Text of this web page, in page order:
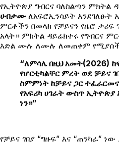
የኢትዮጵያ ግብርና ባለስልጣን ምክትል
ሀብታሙለአፍሮኢንሳይት እንደገለፁት
ምርቶችን በመላክ የቻይናን የዜሮ ታሪፍ
አላት። ምክትል ዳይሬክተሩ የግብርና
እድል ሙሉ ለሙሉ ለመጠቀም
“ለምሳሌ በዚህ አመት(2026)
የሆርቲካልቸር ምረት ወደ ቻይና
ስምምነት ከቻይና ጋር
የአፍሪካ ሀገራት ውስጥ ኢትዮጵያ
ነን።”
የቻይና ገበያ “ግዙፍ” እና “ጠንካራ”